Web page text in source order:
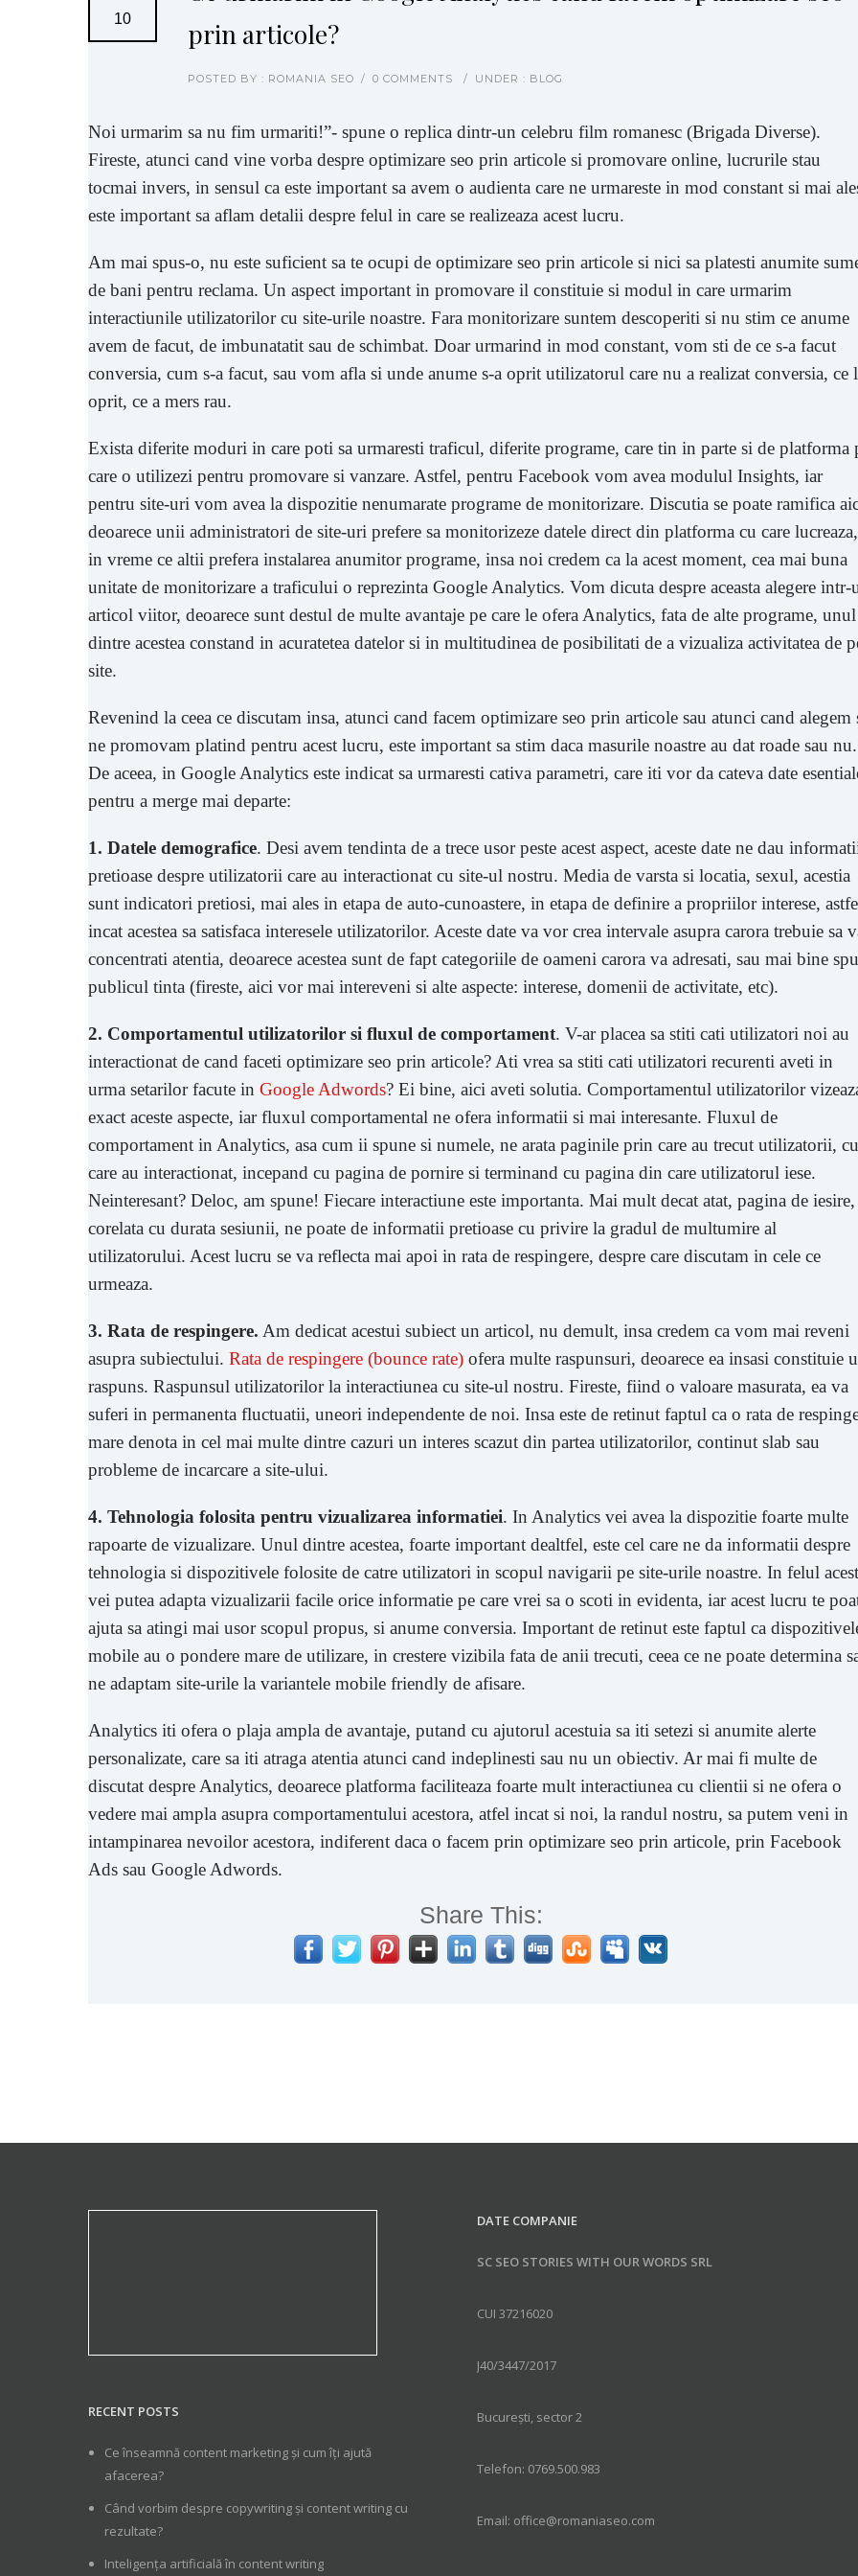
10
prin articole?
POSTED BY : ROMANIA SEO / 0 COMMENTS / UNDER : BLOG
Noi urmarim sa nu fim urmariti!”- spune o replica dintr-un celebru film romanesc (Brigada Diverse).
Fireste, atunci cand vine vorba despre optimizare seo prin articole si promovare online, lucrurile stau
tocmai invers, in sensul ca este important sa avem o audienta care ne urmareste in mod constant si mai
este important sa aflam detalii despre felul in care se realizeaza acest lucru.
Am mai spus-o, nu este suficient sa te ocupi de optimizare seo prin articole si nici sa platesti anumite
de bani pentru reclama. Un aspect important in promovare il constituie si modul in care urmarim
interactiunile utilizatorilor cu site-urile noastre. Fara monitorizare suntem descoperiti si nu stim ce anume
avem de facut, de imbunatatit sau de schimbat. Doar urmarind in mod constant, vom sti de ce s-a facut
conversia, cum s-a facut, sau vom afla si unde anume s-a oprit utilizatorul care nu a realizat conversia, ce
oprit, ce a mers rau.
Exista diferite moduri in care poti sa urmaresti traficul, diferite programe, care tin in parte si de platforma
care o utilizezi pentru promovare si vanzare. Astfel, pentru Facebook vom avea modulul Insights, iar
pentru site-uri vom avea la dispozitie nenumarate programe de monitorizare. Discutia se poate ramifica
deoarece unii administratori de site-uri prefere sa monitorizeze datele direct din platforma cu care lucreaza,
in vreme ce altii prefera instalarea anumitor programe, insa noi credem ca la acest moment, cea mai buna
unitate de monitorizare a traficului o reprezinta Google Analytics. Vom dicuta despre aceasta alegere intr-
articol viitor, deoarece sunt destul de multe avantaje pe care le ofera Analytics, fata de alte programe, unul
dintre acestea constand in acuratetea datelor si in multitudinea de posibilitati de a vizualiza activitatea de
site.
Revenind la ceea ce discutam insa, atunci cand facem optimizare seo prin articole sau atunci cand alegem
ne promovam platind pentru acest lucru, este important sa stim daca masurile noastre au dat roade sau nu.
De aceea, in Google Analytics este indicat sa urmaresti cativa parametri, care iti vor da cateva date
pentru a merge mai departe:
1. Datele demografice. Desi avem tendinta de a trece usor peste acest aspect, aceste date ne dau
pretioase despre utilizatorii care au interactionat cu site-ul nostru. Media de varsta si locatia, sexul, acestia
sunt indicatori pretiosi, mai ales in etapa de auto-cunoastere, in etapa de definire a propriilor interese,
incat acestea sa satisfaca interesele utilizatorilor. Aceste date va vor crea intervale asupra carora trebuie sa
concentrati atentia, deoarece acestea sunt de fapt categoriile de oameni carora va adresati, sau mai bine
publicul tinta (fireste, aici vor mai intereveni si alte aspecte: interese, domenii de activitate, etc).
2. Comportamentul utilizatorilor si fluxul de comportament. V-ar placea sa stiti cati utilizatori noi au
interactionat de cand faceti optimizare seo prin articole? Ati vrea sa stiti cati utilizatori recurenti aveti in
urma setarilor facute in Google Adwords? Ei bine, aici aveti solutia. Comportamentul utilizatorilor
exact aceste aspecte, iar fluxul comportamental ne ofera informatii si mai interesante. Fluxul de
comportament in Analytics, asa cum ii spune si numele, ne arata paginile prin care au trecut utilizatorii, cu
care au interactionat, incepand cu pagina de pornire si terminand cu pagina din care utilizatorul iese.
Neinteresant? Deloc, am spune! Fiecare interactiune este importanta. Mai mult decat atat, pagina de iesire,
corelata cu durata sesiunii, ne poate de informatii pretioase cu privire la gradul de multumire al
utilizatorului. Acest lucru se va reflecta mai apoi in rata de respingere, despre care discutam in cele ce
urmeaza.
3. Rata de respingere. Am dedicat acestui subiect un articol, nu demult, insa credem ca vom mai reveni
asupra subiectului. Rata de respingere (bounce rate) ofera multe raspunsuri, deoarece ea insasi constituie
raspuns. Raspunsul utilizatorilor la interactiunea cu site-ul nostru. Fireste, fiind o valoare masurata, ea va
suferi in permanenta fluctuatii, uneori independente de noi. Insa este de retinut faptul ca o rata de
mare denota in cel mai multe dintre cazuri un interes scazut din partea utilizatorilor, continut slab sau
probleme de incarcare a site-ului.
4. Tehnologia folosita pentru vizualizarea informatiei. In Analytics vei avea la dispozitie foarte multe
rapoarte de vizualizare. Unul dintre acestea, foarte important dealtfel, este cel care ne da informatii despre
tehnologia si dispozitivele folosite de catre utilizatori in scopul navigarii pe site-urile noastre. In felul
vei putea adapta vizualizarii facile orice informatie pe care vrei sa o scoti in evidenta, iar acest lucru te
ajuta sa atingi mai usor scopul propus, si anume conversia. Important de retinut este faptul ca
mobile au o pondere mare de utilizare, in crestere vizibila fata de anii trecuti, ceea ce ne poate determina
ne adaptam site-urile la variantele mobile friendly de afisare.
Analytics iti ofera o plaja ampla de avantaje, putand cu ajutorul acestuia sa iti setezi si anumite alerte
personalizate, care sa iti atraga atentia atunci cand indeplinesti sau nu un obiectiv. Ar mai fi multe de
discutat despre Analytics, deoarece platforma faciliteaza foarte mult interactiunea cu clientii si ne ofera o
vedere mai ampla asupra comportamentului acestora, atfel incat si noi, la randul nostru, sa putem veni in
intampinarea nevoilor acestora, indiferent daca o facem prin optimizare seo prin articole, prin Facebook
Ads sau Google Adwords.
Share This:
RECENT POSTS
Ce înseamnă content marketing și cum îți ajută
afacerea?
Când vorbim despre copywriting și content writing cu
rezultate?
Inteligența artificială în content writing
DATE COMPANIE
SC SEO STORIES WITH OUR WORDS SRL
CUI 37216020
J40/3447/2017
București, sector 2
Telefon: 0769.500.983
Email: office@romaniaseo.com